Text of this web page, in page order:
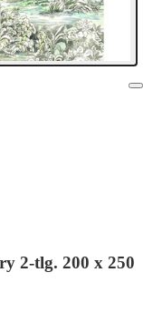
2-tlg. 200 x 250